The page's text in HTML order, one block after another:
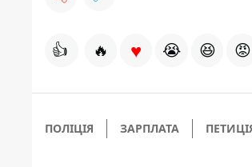
👍 🔥 ♥ 😭 😆 😡
ПОЛІЦІЯ ЗАРПЛАТА